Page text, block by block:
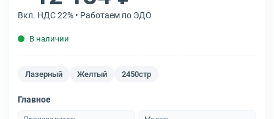
Вкл. НДС 22% • Работаем по ЭДО
В наличии
Лазерный Желтый 2450стр
Главное